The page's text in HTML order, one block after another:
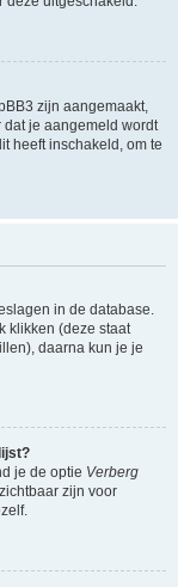
zijn aangemaakt,
je aangemeld wordt
heeft inschakeld, om te
in de database.
klikken (deze staat
daarna kun je je
je de optie Verberg
zijn voor